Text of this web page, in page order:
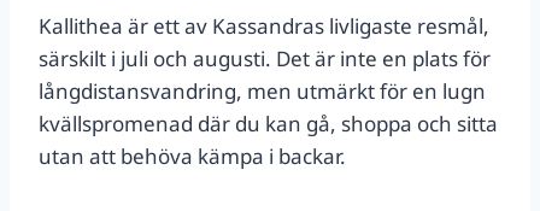
Kallithea är ett av Kassandras livligaste resmål,
särskilt i juli och augusti. Det är inte en plats för
långdistansvandring, men utmärkt för en lugn
kvällspromenad där du kan gå, shoppa och sitta
utan att behöva kämpa i backar.